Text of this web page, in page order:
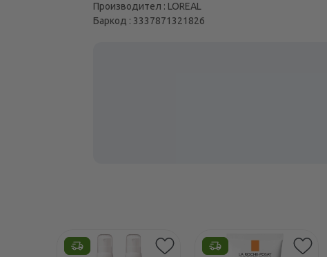
Производител : LOREAL
Баркод : 3337871321826
Етикети Етикети